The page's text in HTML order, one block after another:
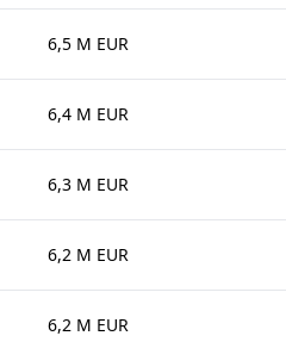
6,5 M EUR
6,4 M EUR
6,3 M EUR
6,2 M EUR
6,2 M EUR